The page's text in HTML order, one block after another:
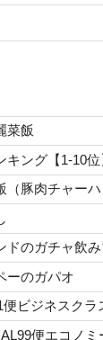
菜飯
ング【1-10位
豚肉チャーハ
のガチャ飲み
のガパオ
ビジネスクラ
便エコノミ